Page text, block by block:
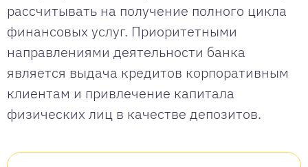
рассчитывать на получение полного цикла
финансовых услуг. Приоритетными
направлениями деятельности банка
является выдача кредитов корпоративным
клиентам и привлечение капитала
физических лиц в качестве депозитов.